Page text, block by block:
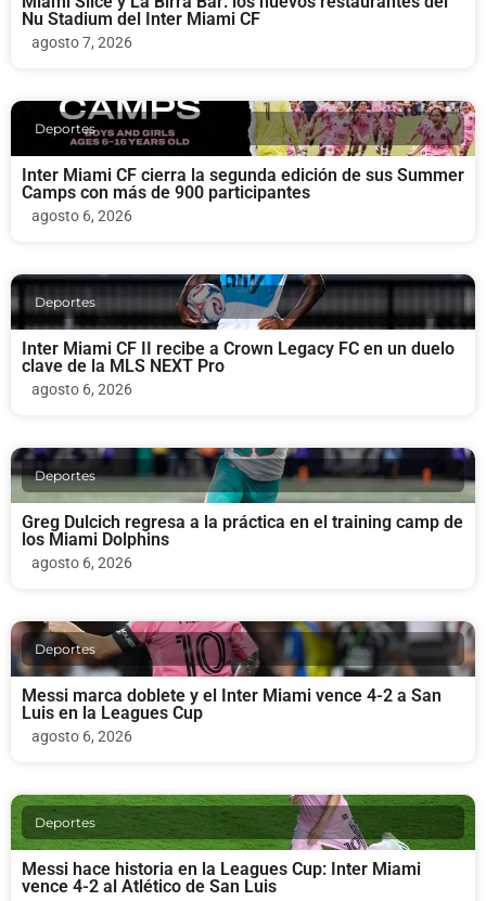
Nu Stadium del Inter Miami CF
agosto 7, 2026
Deportes
Inter Miami CF cierra la segunda edición de sus Summer
Camps con más de 900 participantes
agosto 6, 2026
Deportes
Inter Miami CF II recibe a Crown Legacy FC en un duelo
clave de la MLS NEXT Pro
agosto 6, 2026
Deportes
Greg Dulcich regresa a la práctica en el training camp de
los Miami Dolphins
agosto 6, 2026
Deportes
Messi marca doblete y el Inter Miami vence 4-2 a San
Luis en la Leagues Cup
agosto 6, 2026
Deportes
Messi hace historia en la Leagues Cup: Inter Miami
vence 4-2 al Atlético de San Luis